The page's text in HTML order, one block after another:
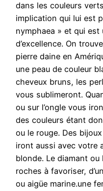
dans les couleurs
implication qui lui est
nymphaea » et qui est
d’excellence. On
pierre daine en
une peau de couleur
cheveux bruns, les
vous sublimeront.
ou sur l’ongle vous
des couleurs étant
ou le rouge. Des
iront aussi avec votre
blonde. Le diamant
roches à favoriser,
ou aigüe marine.une